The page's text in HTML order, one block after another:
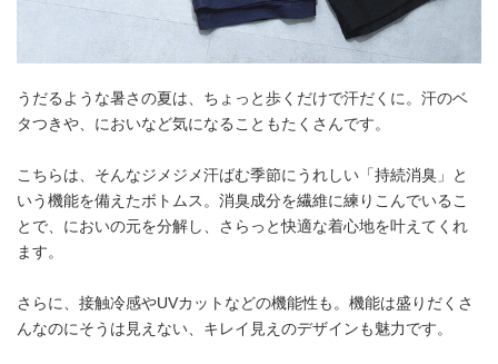
うだるような暑さの夏は、ちょっと歩くだけで汗だくに。汗のベ
タつきや、においなど気になることもたくさんです。
こちらは、そんなジメジメ汗ばむ季節にうれしい「持続消臭」と
いう機能を備えたボトムス。消臭成分を繊維に練りこんでいるこ
とで、においの元を分解し、さらっと快適な着心地を叶えてくれ
ます。
さらに、接触冷感やUVカットなどの機能性も。機能は盛りだくさ
んなのにそうは見えない、キレイ見えのデザインも魅力です。